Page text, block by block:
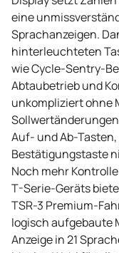
eine
Sprachanzeigen.
hinterleuchteten
wie Cycle-Sentry-
Abtaubetrieb und
unkompliziert ohne
Auf- und Ab-
Bestätigungstaste
Noch mehr
T-Serie-Geräts
TSR-3 Premium-
logisch aufgebaute
Anzeige in 21